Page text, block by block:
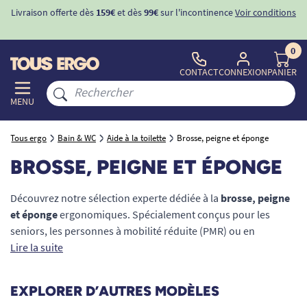
-10%avec le code "BIENVENUE" pourla 1ère commande
MENU
CONTACTCONNEXION
0
PANIER
Tous ergo Bain & WC Aide à la toilette Brosse, peigne et éponge
BROSSE, PEIGNE ET ÉPONGE
Découvrez notre sélection experte dédiée à la brosse, peigne
et épongeergonomiques. Spécialement conçus pour les
seniors, les personnes à mobilité réduite (PMR) ou en
rééducation, ces accessoires de toilette transforment la salle
brosses à long manche
peignes coudés ou les éponges unimanuelles, l'hygiène
Lire la suite
EXPLORER D’AUTRES MODÈLES